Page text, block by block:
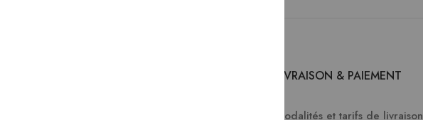
LIVRAISON & PAIEMENT
Modalités et tarifs de livraison